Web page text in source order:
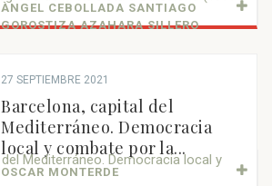
ÀNGEL CEBOLLADA SANTIAGO
GOROSTIZA AZAHARA SILLERO
27 SEPTIEMBRE 2021
Barcelona, capital del
Mediterráneo. Democracia
local y combate por la...
OSCAR MONTERDE